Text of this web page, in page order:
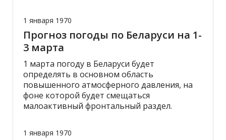
1 января 1970
Прогноз погоды по Беларуси на 1-
3 марта
1 марта погоду в Беларуси будет
определять в основном область
повышенного атмосферного давления, на
фоне которой будет смещаться
малоактивный фронтальный раздел.
1 января 1970